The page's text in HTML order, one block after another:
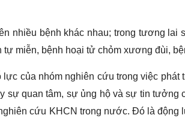
nhiều bệnh khác nhau; trong tương lai
miễn, bệnh hoại tử chỏm xương đùi,
của nhóm nghiên cứu trong việc phát
sự quan tâm, sự ủng hộ và sự tin tưởng
cứu KHCN trong nước. Đó là động